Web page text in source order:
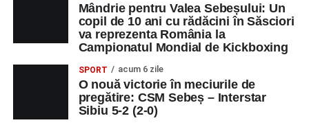
DUMINICĂ, 23 AUGUST 2026
Râpa Roșie
„Cicloaventurier de Sebeș”
al competiției MTB pentru copii.
LUNI, 24 AUGUST 2026
Mândrie pentru Valea Sebeșului: Un
copil de 10 ani cu rădăcini în Săsciori
va reprezenta România la
Campionatul Mondial de Kickboxing
SPORT acum 6 zile
O nouă victorie în meciurile de
pregătire: CSM Sebeș – Interstar
Sibiu 5-2 (2-0)